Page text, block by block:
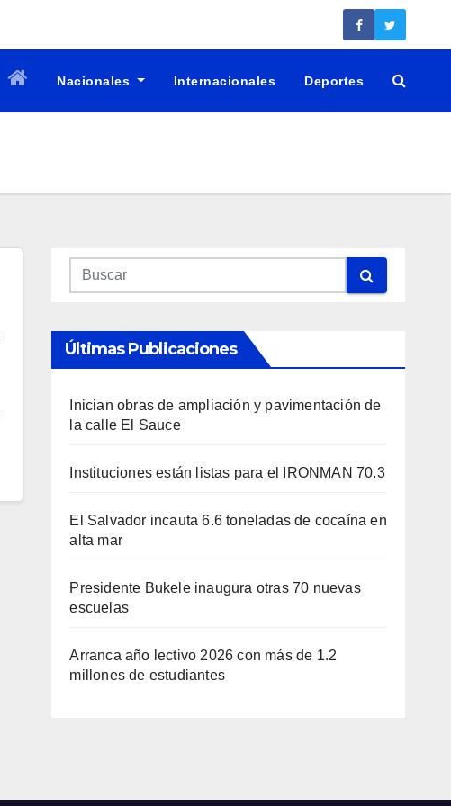
Nacionales Internacionales Deportes
Últimas Publicaciones
Inician obras de ampliación y pavimentación de
la calle El Sauce
Instituciones están listas para el IRONMAN 70.3
El Salvador incauta 6.6 toneladas de cocaína en
alta mar
Presidente Bukele inaugura otras 70 nuevas
escuelas
Arranca año lectivo 2026 con más de 1.2
millones de estudiantes